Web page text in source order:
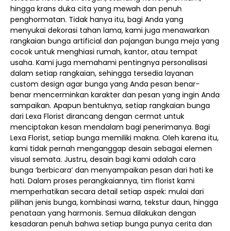
hingga krans duka cita yang mewah dan penuh
penghormatan. Tidak hanya itu, bagi Anda yang
menyukai dekorasi tahan lama, kami juga menawarkan
rangkaian bunga artificial dan pajangan bunga meja yang
cocok untuk menghiasi rumah, kantor, atau tempat
usaha. Kami juga memahami pentingnya personalisasi
dalam setiap rangkaian, sehingga tersedia layanan
custom design agar bunga yang Anda pesan benar-
benar mencerminkan karakter dan pesan yang ingin Anda
sampaikan. Apapun bentuknya, setiap rangkaian bunga
dari Lexa Florist dirancang dengan cermat untuk
menciptakan kesan mendalam bagi penerimanya. Bagi
Lexa Florist, setiap bunga memiliki makna. Oleh karena itu,
kami tidak pernah menganggap desain sebagai elemen
visual semata. Justru, desain bagi kami adalah cara
bunga ‘berbicara’ dan menyampaikan pesan dari hati ke
hati. Dalam proses perangkaiannya, tim florist kami
memperhatikan secara detail setiap aspek: mulai dari
pilihan jenis bunga, kombinasi warna, tekstur daun, hingga
penataan yang harmonis. Semua dilakukan dengan
kesadaran penuh bahwa setiap bunga punya cerita dan